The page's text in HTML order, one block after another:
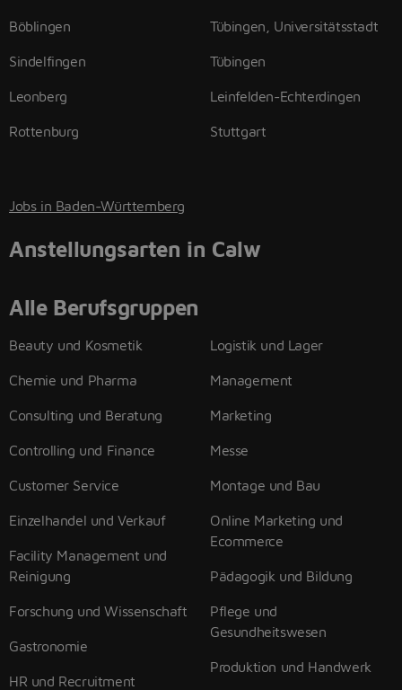
Böblingen
Sindelfingen
Leonberg
Rottenburg
Tübingen, Universitätsstadt
Tübingen
Leinfelden-Echterdingen
Stuttgart
Jobs in Baden-Württemberg
Anstellungsarten in Calw
Alle Berufsgruppen
Beauty und Kosmetik
Chemie und Pharma
Consulting und Beratung
Controlling und Finance
Customer Service
Einzelhandel und Verkauf
Facility Management und
Reinigung
Forschung und Wissenschaft
Gastronomie
HR und Recruitment
Logistik und Lager
Management
Marketing
Messe
Montage und Bau
Online Marketing und
Ecommerce
Pädagogik und Bildung
Pflege und
Gesundheitswesen
Produktion und Handwerk